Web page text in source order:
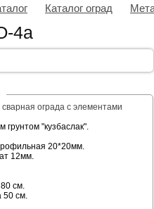
Каталог оград
4а
ограда с элементами
"кузбаслак".
20*20мм.
12мм.
см.
50 см.